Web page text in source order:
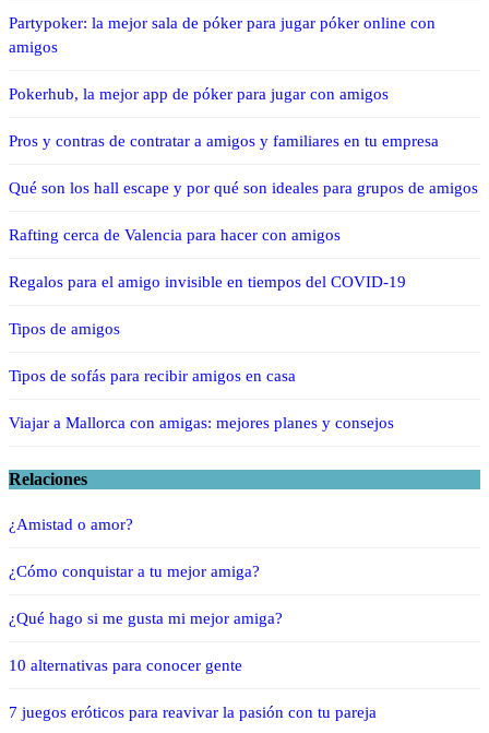
Partypoker: la mejor sala de póker para jugar póker online con
amigos
Pokerhub, la mejor app de póker para jugar con amigos
Pros y contras de contratar a amigos y familiares en tu empresa
Qué son los hall escape y por qué son ideales para grupos de amigos
Rafting cerca de Valencia para hacer con amigos
Regalos para el amigo invisible en tiempos del COVID-19
Tipos de amigos
Tipos de sofás para recibir amigos en casa
Viajar a Mallorca con amigas: mejores planes y consejos
Relaciones
¿Amistad o amor?
¿Cómo conquistar a tu mejor amiga?
¿Qué hago si me gusta mi mejor amiga?
10 alternativas para conocer gente
7 juegos eróticos para reavivar la pasión con tu pareja